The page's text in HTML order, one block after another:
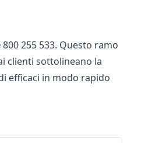
800 255 533. Questo ramo
clienti sottolineano la
efficaci in modo rapido